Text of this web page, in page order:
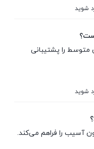
شوید
متوسط را پشتیبانی
شوید